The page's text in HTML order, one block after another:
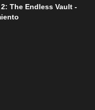
The Endless Vault -